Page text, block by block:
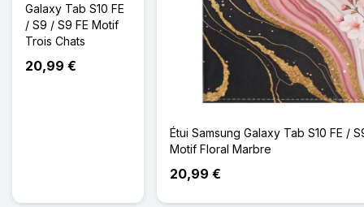
Galaxy Tab S10 FE
/ S9 / S9 FE Motif
Trois Chats
20,99 €
Étui Samsung Galaxy Tab S10 FE /
Motif Floral Marbre
20,99 €